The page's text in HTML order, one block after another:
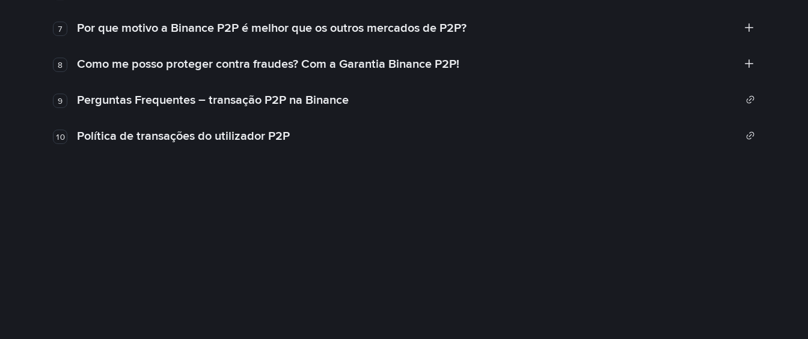
7 Por que motivo a Binance P2P é melhor que os outros mercados de P2P?
8 Como me posso proteger contra fraudes? Com a Garantia Binance P2P!
9 Perguntas Frequentes – transação P2P na Binance
10 Política de transações do utilizador P2P